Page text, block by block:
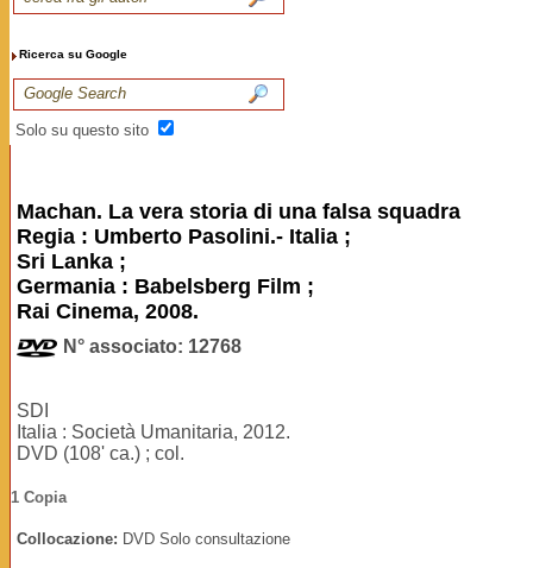
Ricerca su Google
Solo su questo sito
Machan. La vera storia di una falsa squadra
Regia : Umberto Pasolini.- Italia ;
Sri Lanka ;
Germania : Babelsberg Film ;
Rai Cinema, 2008.
N° associato: 12768
SDI
Italia : Società Umanitaria, 2012.
DVD (108' ca.) ; col.
1 Copia
Collocazione: DVD Solo consultazione